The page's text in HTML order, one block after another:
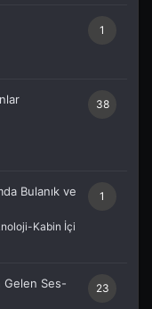
1
38
1
Bulanık ve
Kabin İçi
23
Gelen Ses-